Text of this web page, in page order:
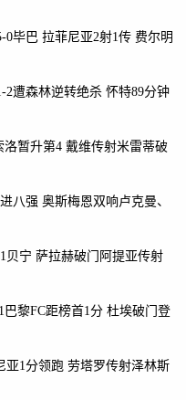
0毕巴 拉菲尼亚2射1传 费尔明
2遭森林逆转绝杀 怀特89分钟
洛暂升第4 戴维传射米雷蒂破
八强 奥斯梅恩双响卢克曼、
贝宁 萨拉赫破门阿提亚传射
巴黎FC距榜首1分 杜埃破门登
亚1分领跑 劳塔罗传射泽林斯